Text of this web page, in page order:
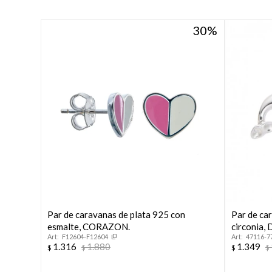
30
30
Par de caravanas de plata 925 con
esmalte, CORAZON.
F12604-F12604
$ 1.316 $1.880
Par de
circonia,
47116-
$ 1.349 $